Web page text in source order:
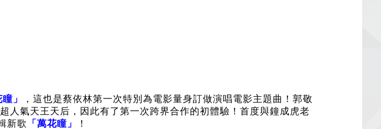
瞳」
，這也是蔡依林第一次特別為電影量身訂做演唱電影主題曲！郭敬
氣天王天后，因此有了第一次跨界合作的初體驗！首度與鐘成虎老
新歌 「萬花瞳」 ！